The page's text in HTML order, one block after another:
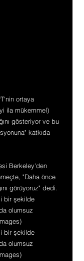
ortaya
ila mükemmel)
gösteriyor ve bu
katkıda
Berkeley'den
"Daha önce
görüyoruz" dedi.
bir şekilde
olumsuz
bir şekilde
olumsuz